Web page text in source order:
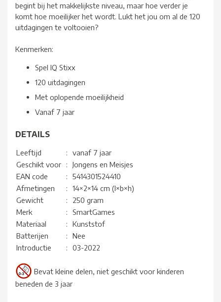
begint bij het makkelijkste niveau, maar hoe verder je
komt hoe moeilijker het wordt. Lukt het jou om al de 120
uitdagingen te voltooien?
Kenmerken:
Spel IQ Stixx
120 uitdagingen
Met oplopende moeilijkheid
Vanaf 7 jaar
DETAILS
Leeftijd :
vanaf 7 jaar
Geschikt voor
:
Jongens en Meisjes
EAN code
:
5414301524410
Afmetingen
:
14×2×14 cm (l×b×h)
Gewicht
:
250 gram
Merk
:
SmartGames
Materiaal
:
Kunststof
Batterijen
:
Nee
Introductie
: 03-2022
Bevat kleine delen, niet geschikt voor kinderen
beneden de 3 jaar